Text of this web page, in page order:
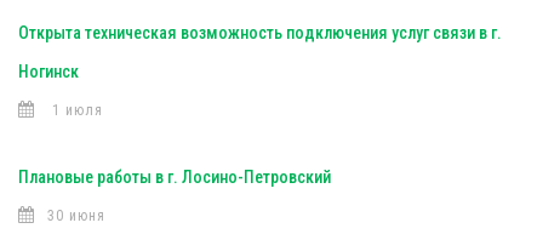
Открыта техническая возможность подключения услуг связи в г.
Ногинск
1 июля
Плановые работы в г. Лосино-Петровский
30 июня